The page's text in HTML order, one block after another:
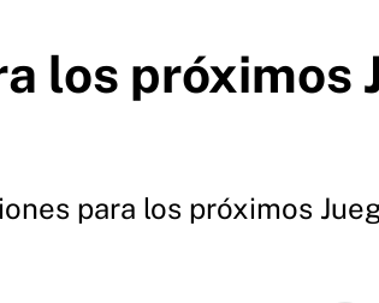
los próximos
para los próximos